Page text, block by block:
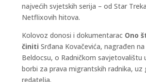
najvećih svjetskih serija – od Star
Netflixovih hitova.
Kolovoz donosi i dokumentarac Ono
činiti Srđana Kovačevića, nagrađen
Beldocsu, o Radničkom savjetovalištu
borbi za prava migrantskih radnika, uz
redatelja.